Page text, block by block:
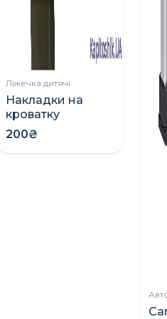
Ліжечка дитячі
Накладки на
кроватку
(грызунки)
200₴